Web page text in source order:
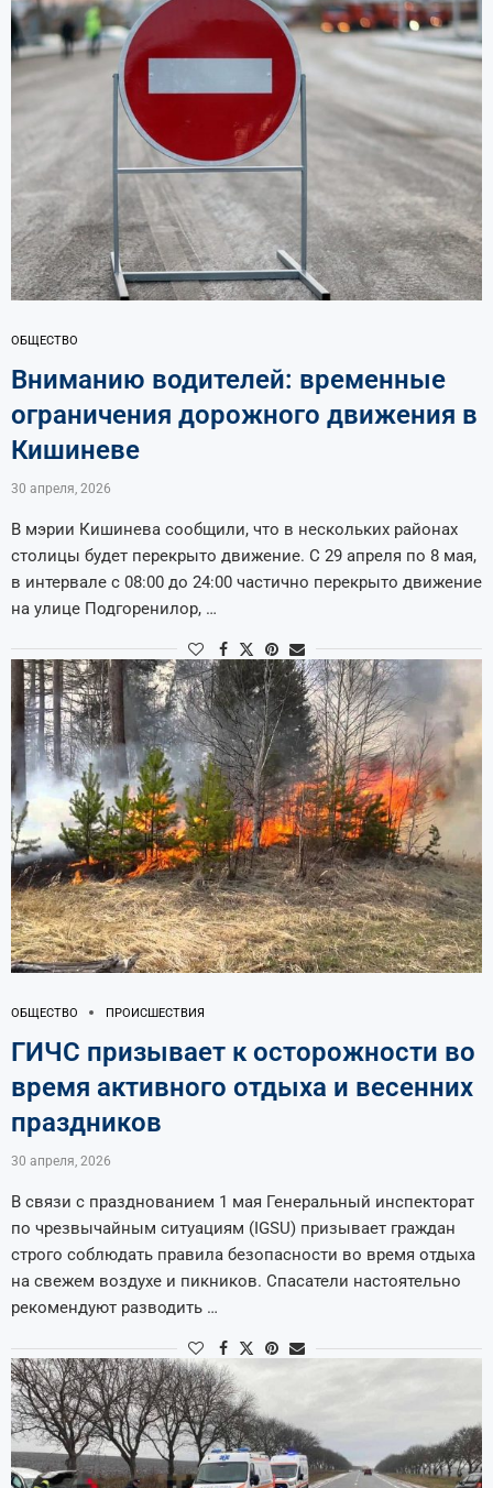
ОБЩЕСТВО
Вниманию водителей: временные
ограничения дорожного движения в
Кишиневе
30 апреля, 2026
В мэрии Кишинева сообщили, что в нескольких районах
столицы будет перекрыто движение. С 29 апреля по 8 мая,
в интервале с 08:00 до 24:00 частично перекрыто движение
на улице Подгоренилор, …
ОБЩЕСТВО ПРОИСШЕСТВИЯ
ГИЧС призывает к осторожности во
время активного отдыха и весенних
праздников
30 апреля, 2026
В связи с празднованием 1 мая Генеральный инспекторат
по чрезвычайным ситуациям (IGSU) призывает граждан
строго соблюдать правила безопасности во время отдыха
на свежем воздухе и пикников. Спасатели настоятельно
рекомендуют разводить …